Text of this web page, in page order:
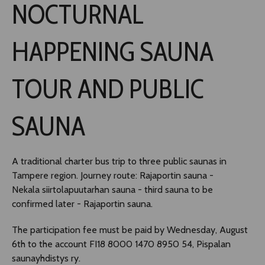
TLAB
OFF TAMPERE
NOCTURNAL HAPPENING
SEMINARS, MEETINGS AND MORE
NOCTURNAL
HAPPENING SAUNA
TOUR AND PUBLIC
SAUNA
A traditional charter bus trip to three public saunas in
Tampere region. Journey route: Rajaportin sauna -
Nekala siirtolapuutarhan sauna - third sauna to be
confirmed later - Rajaportin sauna.
The participation fee must be paid by Wednesday, August
6th to the account FI18 8000 1470 8950 54, Pispalan
saunayhdistys ry.